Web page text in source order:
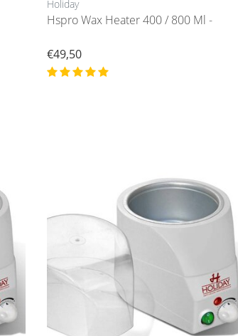
Holiday
Hspro Wax Heater 400 / 800 Ml -
€49,50